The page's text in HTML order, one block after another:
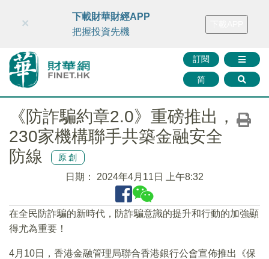
財華智庫網 FINTV FINMETA 財華證券 媒體矩陣
訂閱
简
×
下載財華財經APP
把握投資先機
《防詐騙約章2.0》重磅推出，
230家機構聯手共築金融安全
防線
原創
日期： 2024年4月11日 上午8:32
在全民防詐騙的新時代，防詐騙意識的提升和行動的加強顯
得尤為重要！
4月10日，香港金融管理局聯合香港銀行公會宣佈推出《保